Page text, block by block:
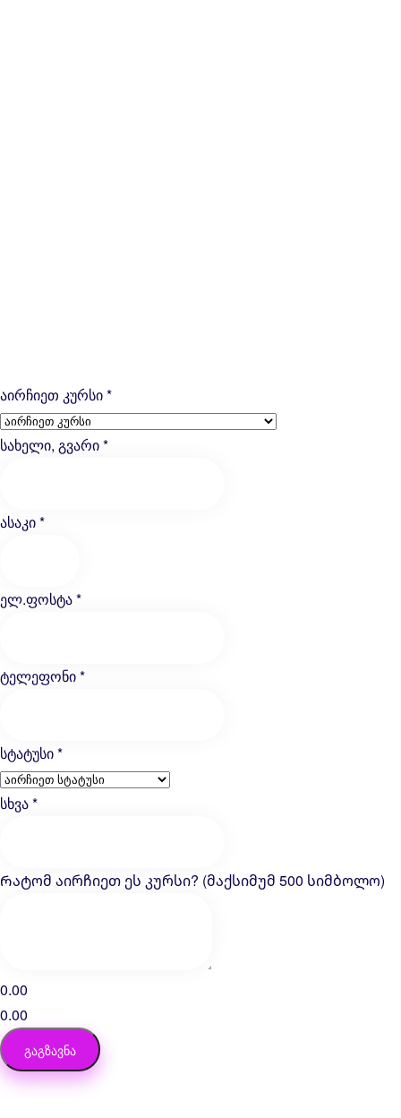
აირჩიეთ კურსი*
სახელი, გვარი*
ასაკი*
ელ.ფოსტა*
ტელეფონი*
სტატუსი*
სხვა*
Რატომ აირჩიეთ ეს კურსი? (მაქსიმუმ 500 სიმბოლო)
0.00
0.00
ᲒᲐᲒᲖᲐᲕᲜᲐ